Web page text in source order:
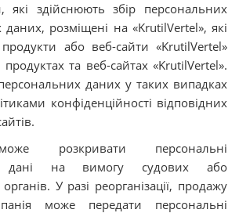
які здійснюють збір персональних
даних, розміщені на «KrutilVertel», які
або веб-сайти «KrutilVertel»
та веб-сайтах «KrutilVertel».
даних у таких випадках
конфіденційності відповідних
розкривати персональні
дані на вимогу судових або
У разі реорганізації, продажу
може передати персональні